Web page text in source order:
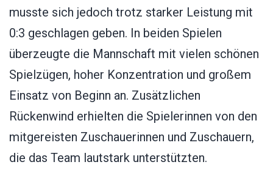
musste sich jedoch trotz starker Leistung mit
0:3 geschlagen geben. In beiden Spielen
überzeugte die Mannschaft mit vielen schönen
Spielzügen, hoher Konzentration und großem
Einsatz von Beginn an. Zusätzlichen
Rückenwind erhielten die Spielerinnen von den
mitgereisten Zuschauerinnen und Zuschauern,
die das Team lautstark unterstützten.